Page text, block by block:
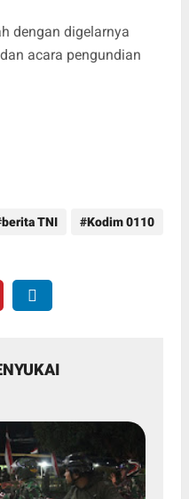
dengan digelarnya
acara pengundian
berita TNI
Kodim 0110